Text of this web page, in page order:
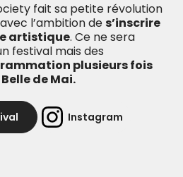
fait sa petite révolution
l’ambition des’inscrire
artistique. Ce ne sera
festival mais des
plusieurs fois
de Mai.
Instagram